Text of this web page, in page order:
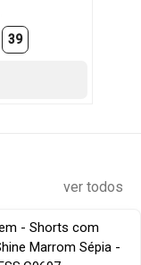
39
ver todos